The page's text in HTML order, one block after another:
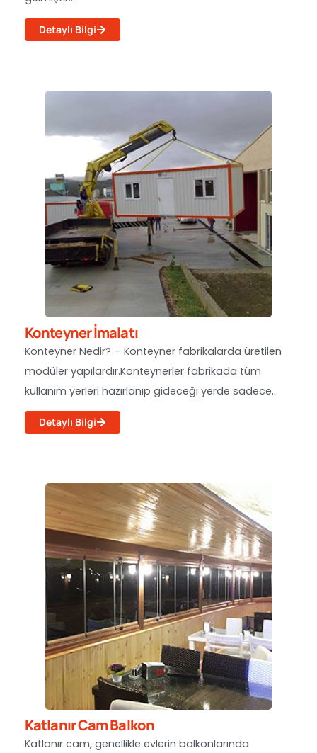
Detaylı Bilgi
Konteyner İmalatı
Konteyner Nedir? – Konteyner fabrikalarda üretilen
modüler yapılardır.Konteynerler fabrikada tüm
kullanım yerleri hazırlanıp gideceği yerde sadece...
Detaylı Bilgi
Katlanır Cam Balkon
Katlanır cam, genellikle evlerin balkonlarında